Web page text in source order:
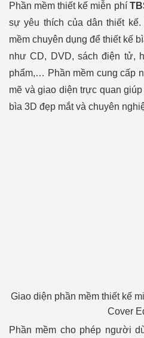
Phần mềm thiết kế miễn phí
sự yêu thích của dân thiết
mềm chuyên dụng để thiết kế
như CD, DVD, sách điện tử,
phẩm,… Phần mềm cung cấp
mẽ và giao diện trực quan
bìa 3D đẹp mắt và chuyên
Giao diện phần mềm thiết kế
Cover
Phần mềm cho phép người